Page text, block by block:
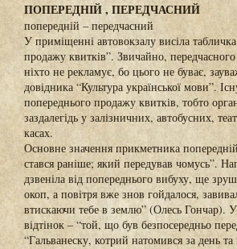
ПОПЕРЕДНІЙ , ПЕРЕДЧАСНИЙ
попередній – передчасний
У приміщенні автовокзалу висіла
продажу квитків”. Звичайно,
ніхто не рекламує, бо цього не буває,
довідника “Культура української мови”.
попереднього продажу квитків, тобто
заздалегідь у залізничних, автобусних,
касах.
Основне значення прикметника
стався раніше; який передував чомусь”.
дзвеніла від попереднього вибуху, ще
окоп, а повітря вже знов гойдалося,
втискаючи тебе в землю” (Олесь Гончар).
відтінок – “той, що був безпосередньо
“Гальванеску, котрий натомився за день